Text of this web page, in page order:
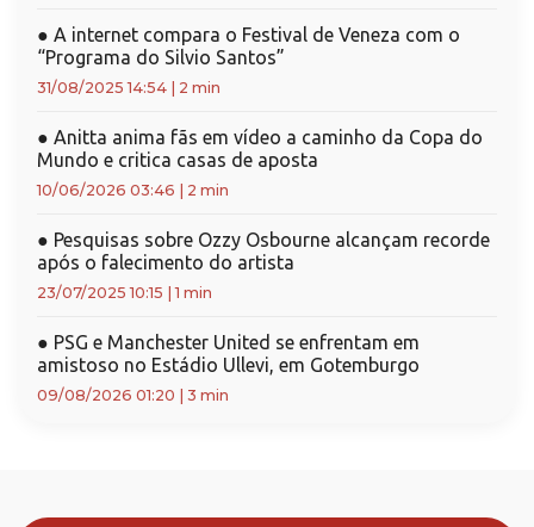
● A internet compara o Festival de Veneza com o
“Programa do Silvio Santos”
31/08/2025 14:54 2 min
● Anitta anima fãs em vídeo a caminho da Copa do
Mundo e critica casas de aposta
10/06/2026 03:46 2 min
● Pesquisas sobre Ozzy Osbourne alcançam recorde
após o falecimento do artista
23/07/2025 10:15 |1 min
● PSG e Manchester United se enfrentam em
amistoso no Estádio Ullevi, em Gotemburgo
09/08/2026 01:20 3 min